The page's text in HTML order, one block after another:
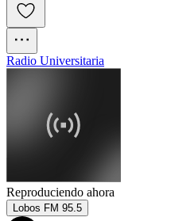
Radio Universitaria
Reproduciendo ahora
Lobos FM 95.5